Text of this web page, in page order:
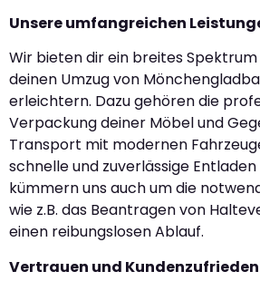
Unsere umfangreichen
Wir bieten dir ein breites Spektrum
deinen Umzug von
erleichtern. Dazu gehören die
Verpackung deiner Möbel und
Transport mit modernen
schnelle und zuverlässige
kümmern uns auch um die
wie z.B. das Beantragen von
einen reibungslosen Ablauf.
Vertrauen und